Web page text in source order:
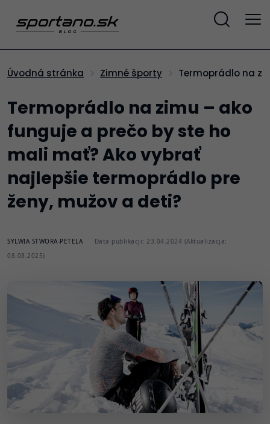
Úvodná stránka Zimné športy Termoprádlo na
Termoprádlo na zimu – ako
funguje a prečo by ste ho
mali mať? Ako vybrať
najlepšie termoprádlo pre
ženy, mužov a deti?
SYLWIA STWORA-PETELA
Data publikacji: 23.04.2024 (Aktualizacja:
08.08.2025)